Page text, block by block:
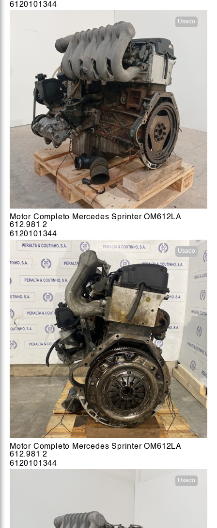
6120101344
Usado
Motor Completo Mercedes Sprinter OM612LA
612.981 2
6120101344
Usado
Motor Completo Mercedes Sprinter OM612LA
612.981 2
6120101344
Usado